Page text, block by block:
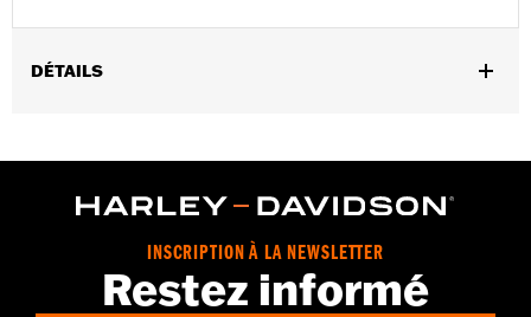
DÉTAILS
nécessitent l'achat séparé de deux kits de disques de frein P/N
41500212.
Instructions d’installation
Position sur la moto:Avant
Vendu séparément:Kit d'installation de roue, matériel de
INSCRIPTION À LA NEWSLETTER
Restez informé